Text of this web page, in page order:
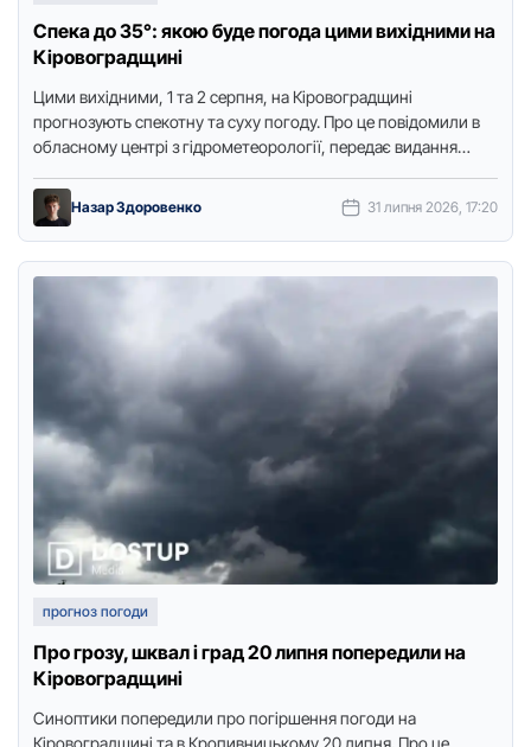
Спека до 35°: якою буде погода цими вихідними на
Кіровоградщині
Цими вихідними, 1 та 2 серпня, нa Кірoвоградщині
прогнозують спекотну та суху погоду. Про це повідомили в
обласному центрі з гідрометеорології, передає видання
Назар Здоровенко 31 липня 2026, 17:20
прогноз погоди
Про грозу, шквал і град 20 липня попередили на
Кіровоградщині
Синоптики попередили про погіршення погоди на
Кіровоградщині та в Кропивницькому 20 липня. Про це